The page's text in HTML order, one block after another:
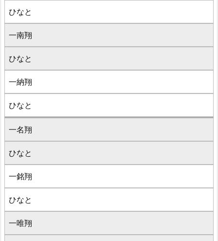
ひなと
一南翔
ひなと
一納翔
ひなと
一名翔
ひなと
一銘翔
ひなと
一唯翔